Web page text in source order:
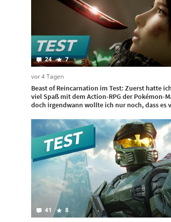
24 7
vor 4 Tagen
Beast of Reincarnation im Test: Zuerst hatte
viel Spaß mit dem Action-RPG der Pokémon-
doch irgendwann wollte ich nur noch, dass es
41 8